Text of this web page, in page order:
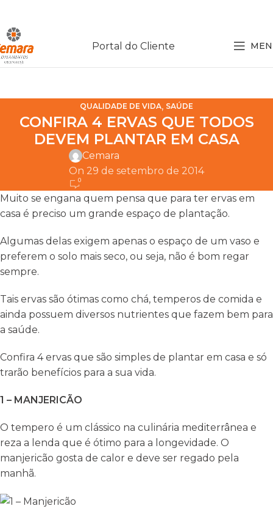
Portal do Cliente
QUALIDADE DE VIDA, SAÚDE
CONFIRA 4 ERVAS QUE TODOS
DEVEM PLANTAR EM CASA
Cemara
On 29 de setembro de 2014
0
Muito se engana quem pensa que para ter ervas em
casa é preciso um grande espaço de plantação.
Algumas delas exigem apenas o espaço de um vaso e
preferem o solo mais seco, ou seja, não é bom regar
sempre.
Tais ervas são ótimas como chá, temperos de comida e
ainda possuem diversos nutrientes que fazem bem para
a saúde.
Confira 4 ervas que são simples de plantar em casa e só
trarão benefícios para a sua vida.
1 – MANJERICÃO
O tempero é um clássico na culinária mediterrânea e
reza a lenda que é ótimo para a longevidade. O
manjericão gosta de calor e deve ser regado pela
manhã.